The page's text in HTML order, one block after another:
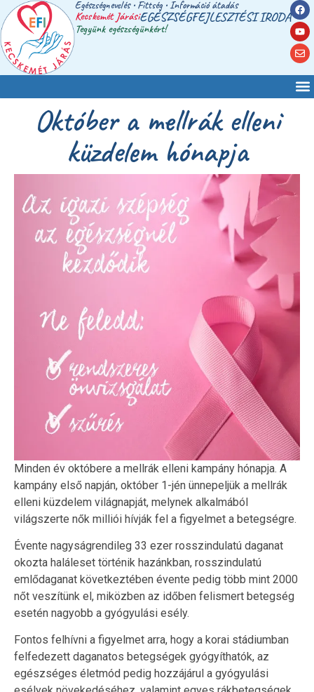
Egészségnevelés • Fittség • Információ átadás
Kecskemét JárásiEGÉSZSÉGFEJLESZTÉSI IRODA
Tegyünk egészségünkért!
Október a mellrák elleni
küzdelem hónapja
Minden év októbere a mellrák elleni kampány hónapja. A
kampány első napján, október 1-jén ünnepeljük a mellrák
elleni küzdelem világnapját, melynek alkalmából
világszerte nők milliói hívják fel a figyelmet a betegségre.
Évente nagyságrendileg 33 ezer rosszindulatú daganat
okozta haláleset történik hazánkban, rosszindulatú
emlődaganat következtében évente pedig több mint 2000
nőt veszítünk el, miközben az időben felismert betegség
esetén nagyobb a gyógyulási esély.
Fontos felhívni a figyelmet arra, hogy a korai stádiumban
felfedezett daganatos betegségek gyógyíthatók, az
egészséges életmód pedig hozzájárul a gyógyulási